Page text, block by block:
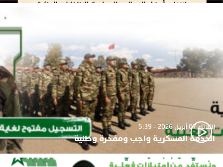
الثلاثاء 07 أبريل 2026 - 5:39
الخدمة العسكرية واجب ومفخرة وطنية